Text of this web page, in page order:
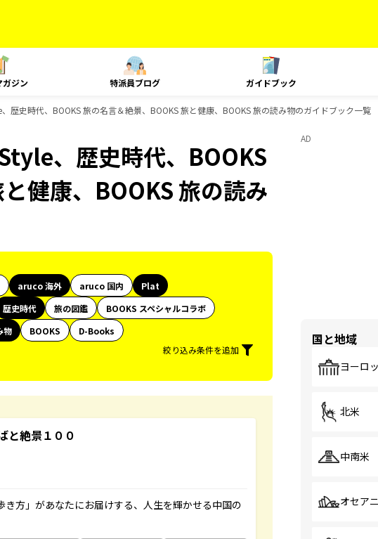
ガジン 特派員ブログ ガイドブック
歴史時代、BOOKS 旅の名言＆絶景、BOOKS 旅と健康、BOOKS 旅の読み物のガイドブック一覧
、歴史時代、BOOKS
健康、BOOKS 旅の読み
aruco 海外 aruco 国内
Plat
歴史時代 旅の図鑑
BOOKS スペシャルコラボ
物 BOOKS
D-Books
絞り込み条件を追加
と絶景１００
方」があなたにお届けする、人生を輝かせる中国の
AD
国と地域
ヨーロ
北米
中南米
オセア